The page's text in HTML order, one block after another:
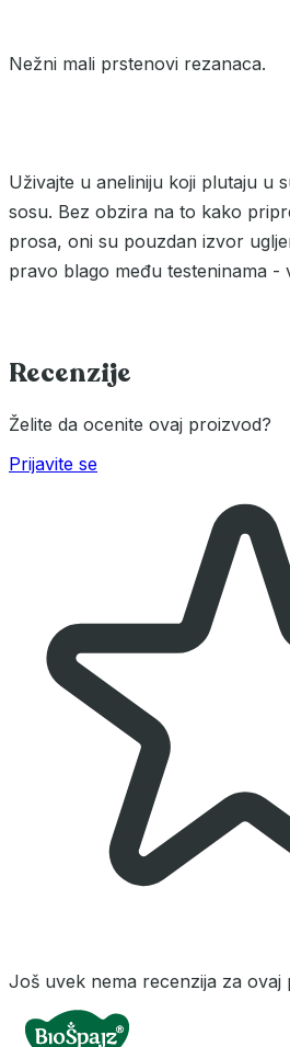
Nežni mali prstenovi rezanaca.
Uživajte u aneliniju koji plutaju u
sosu. Bez obzira na to kako
prosa, oni su pouzdan izvor
pravo blago među testeninama -
Recenzije
Želite da ocenite ovaj proizvod?
Prijavite se
Još uvek nema recenzija za ovaj